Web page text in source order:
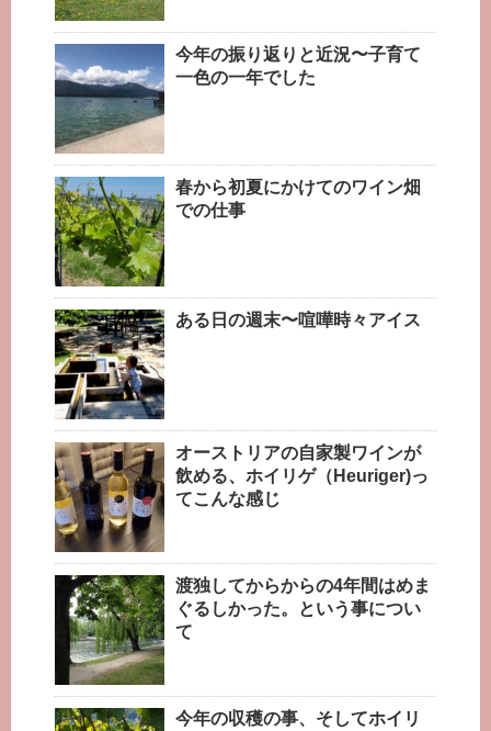
今年の振り返りと近況〜子育て
一色の一年でした
春から初夏にかけてのワイン畑
での仕事
ある日の週末〜喧嘩時々アイス
オーストリアの自家製ワインが
飲める、ホイリゲ（Heuriger)っ
てこんな感じ
渡独してからからの4年間はめま
ぐるしかった。という事につい
て
今年の収穫の事、そしてホイリ